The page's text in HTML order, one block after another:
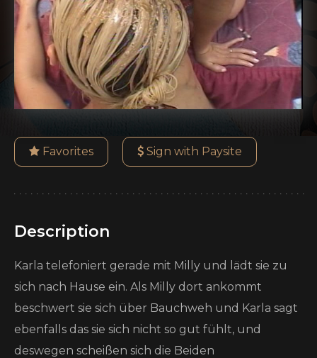
Favorites Sign with Paysite
Description
Karla telefoniert gerade mit Milly und lädt sie zu
sich nach Hause ein. Als Milly dort ankommt
beschwert sie sich über Bauchweh und Karla sagt
ebenfalls das sie sich nicht so gut fühlt, und
deswegen scheißen sich die Beiden